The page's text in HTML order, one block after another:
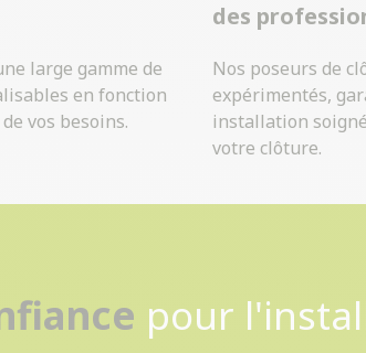
large gamme de
en fonction
vos besoins.
des
Nos poseurs de
expérimentés,
installation
votre clôture.
pour